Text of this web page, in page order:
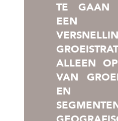
TE GAAN
EEN
ALLEEN
VAN
EN